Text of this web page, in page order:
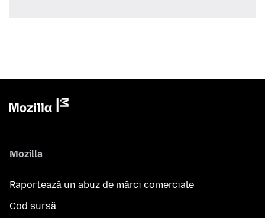
Mozilla
Raportează un abuz de mărci comerciale
Cod sursă